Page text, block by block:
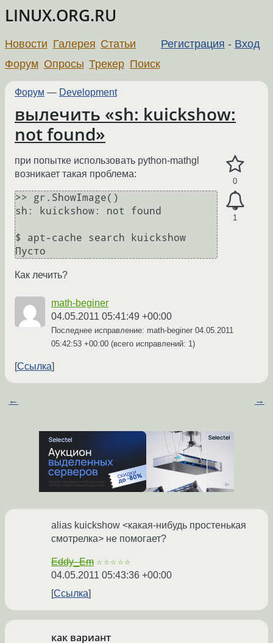
LINUX.ORG.RU
Регистрация - Вход
Новости Галерея Статьи
Форум Опросы Трекер Поиск
Форум — Development
вылечить «sh: kuickshow:
not found»
0
1
при попытке использовать python-mathgl
возникает такая проблема:
>> gr.ShowImage()
sh: kuickshow: not found
$ apt-cache search kuickshow
Как лечить?
math-beginer
04.05.2011 05:41:49 +00:00
Последнее исправление: math-beginer 04.05.2011
05:42:53 +00:00 (всего исправлений: 1)
Ссылка
← →
alias kuickshow <какая-нибудь простенькая
смотрелка> не помогает?
Eddy_Em ☆☆☆☆☆
04.05.2011 05:43:36 +00:00
Ссылка
как вариант